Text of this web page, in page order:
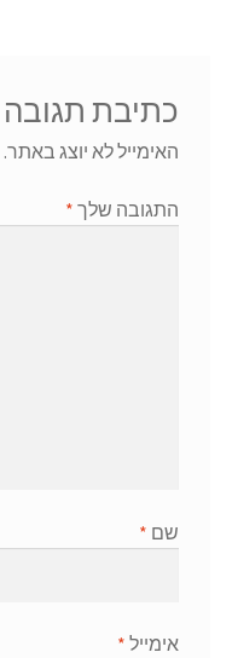
כתיבת תגובה
האימייל לא יוצג באתר.
התגובה שלך *
שם *
אימייל *